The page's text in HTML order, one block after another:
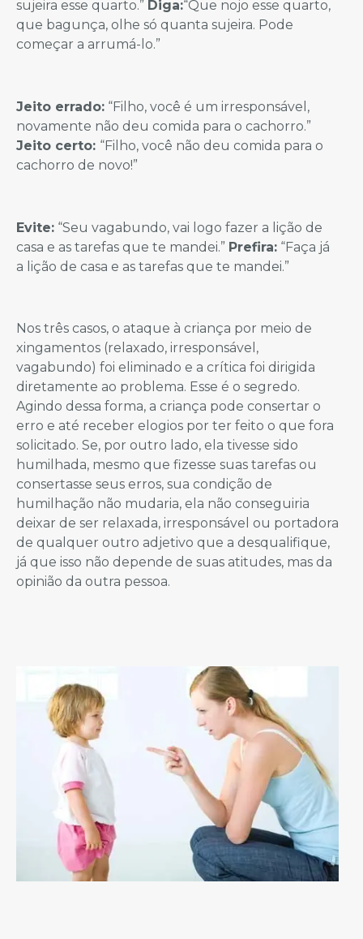
sujeira esse quarto.” Diga:“Que nojo esse quarto,
que bagunça, olhe só quanta sujeira. Pode
começar a arrumá-lo.”
Jeito errado: “Filho, você é um irresponsável,
novamente não deu comida para o cachorro.”
Jeito certo: “Filho, você não deu comida para o
cachorro de novo!”
Evite: “Seu vagabundo, vai logo fazer a lição de
casa e as tarefas que te mandei.” Prefira: “Faça já
a lição de casa e as tarefas que te mandei.”
Nos três casos, o ataque à criança por meio de
xingamentos (relaxado, irresponsável,
vagabundo) foi eliminado e a crítica foi dirigida
diretamente ao problema. Esse é o segredo.
Agindo dessa forma, a criança pode consertar o
erro e até receber elogios por ter feito o que fora
solicitado. Se, por outro lado, ela tivesse sido
humilhada, mesmo que fizesse suas tarefas ou
consertasse seus erros, sua condição de
humilhação não mudaria, ela não conseguiria
deixar de ser relaxada, irresponsável ou portadora
de qualquer outro adjetivo que a desqualifique,
já que isso não depende de suas atitudes, mas da
opinião da outra pessoa.